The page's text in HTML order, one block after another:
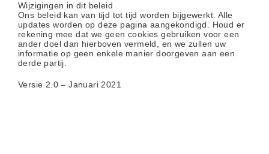
Wijzigingen in dit beleid
Ons beleid kan van tijd tot tijd worden bijgewerkt. Alle
updates worden op deze pagina aangekondigd. Houd er
rekening mee dat we geen cookies gebruiken voor een
ander doel dan hierboven vermeld, en we zullen uw
informatie op geen enkele manier doorgeven aan een
derde partij.
Versie 2.0 – Januari 2021